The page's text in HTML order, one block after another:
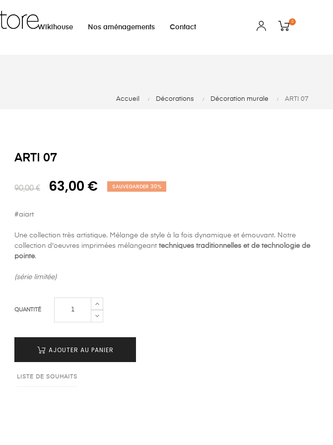
Wikihouse Nos aménagements Contact
0
Accueil Décorations Décoration murale ARTI 07
ARTI 07
90,00 € 63,00 € SAUVEGARDER 30%
#aiart
Une collection très artistique. Mélange de style à la fois dynamique et émouvant. Notre
collection d'oeuvres imprimées mélangeant techniques traditionnelles et de technologie de
pointe.
(série limitée)
QUANTITÉ
AJOUTER AU PANIER
LISTE DE SOUHAITS